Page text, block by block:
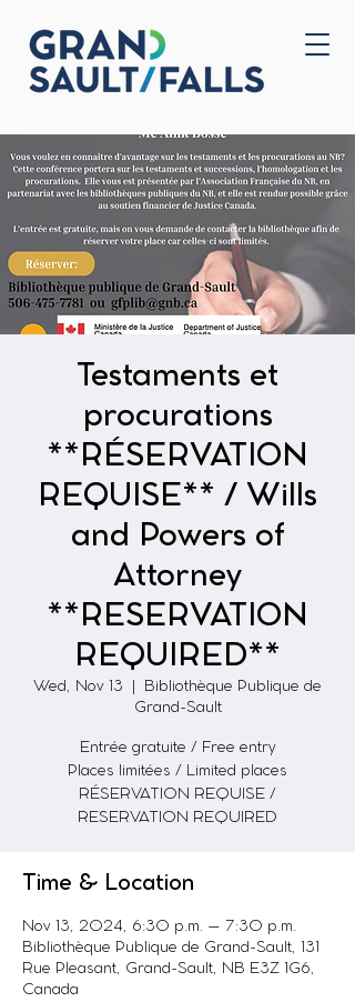
Home
Testaments et
procurations
**RÉSERVATION
REQUISE** / Wills
and Powers of
Attorney
**RESERVATION
REQUIRED**
Wed, Nov 13
Bibliothèque Publique de
Grand-Sault
Entrée gratuite / Free entry
Places limitées / Limited places
RÉSERVATION REQUISE /
RESERVATION REQUIRED
Time & Location
Nov 13, 2024, 6:30 p.m. – 7:30 p.m.
Bibliothèque Publique de Grand-Sault, 131
Rue Pleasant, Grand-Sault, NB E3Z 1G6,
Canada